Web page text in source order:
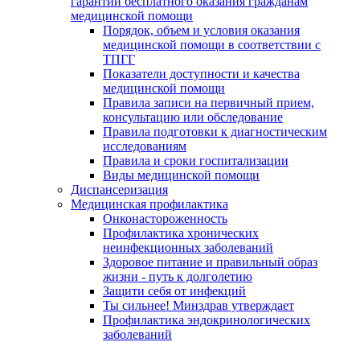
медицинской помощи
Порядок, объем и условия оказания
медицинской помощи в соответствии с
ТПГГ
Показатели доступности и качества
медицинской помощи
Правила записи на первичный прием,
консультацию или обследование
Правила подготовки к диагностическим
исследованиям
Правила и сроки госпитализации
Виды медицинской помощи
Диспансеризация
Медицинская профилактика
Онконастороженность
Профилактика хронических
неинфекционных заболеваний
Здоровое питание и правильный образ
жизни - путь к долголетию
Защити себя от инфекций
Ты сильнее! Минздрав утверждает
Профилактика эндокринологических
заболеваний